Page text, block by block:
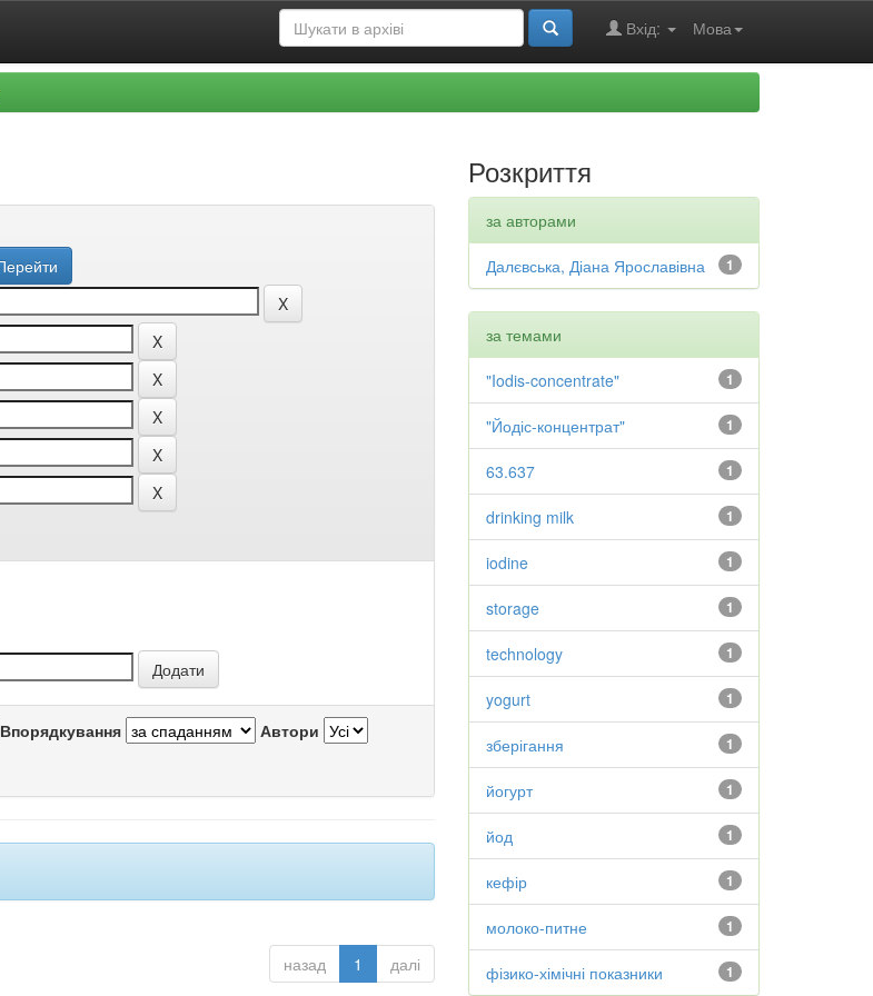
Мова
Вхід:
Впорядкування Автори
назад 1 далі
Розкриття
за авторами
1
Далєвська, Діана Ярославівна
за темами
1
"Iodis-concentrate"
1
"Йодіс-концентрат"
1
63.637
1
drinking milk
1
iodine
1
storage
1
technology
1
yogurt
1
зберігання
1
йогурт
1
йод
1
кефір
1
молоко-питне
1
фізико-хімічні показники